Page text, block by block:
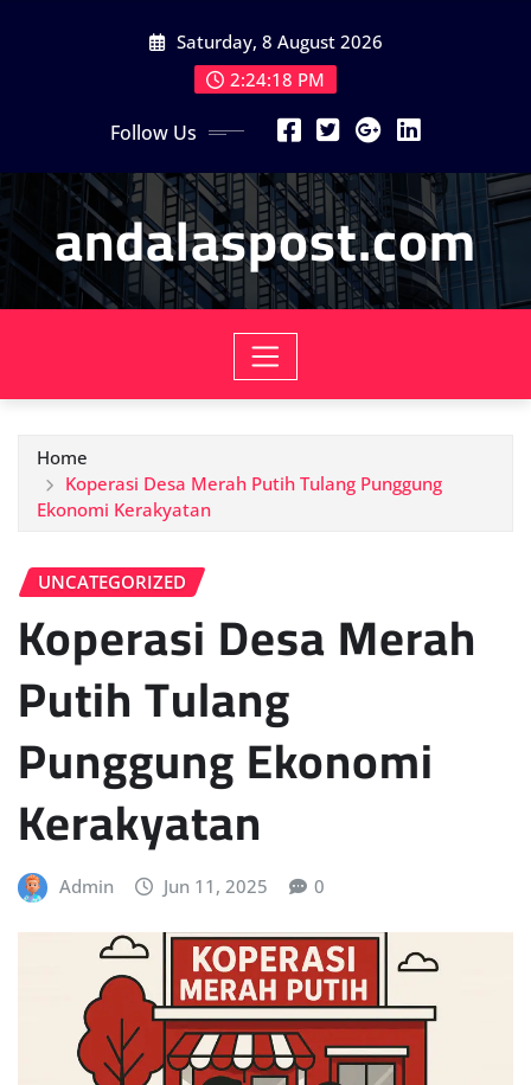
Saturday, 8 August 2026
2:24:20 PM
Follow Us
andalaspost.com
Home
Koperasi Desa Merah Putih Tulang Punggung
Ekonomi Kerakyatan
UNCATEGORIZED
Koperasi Desa Merah
Putih Tulang
Punggung Ekonomi
Kerakyatan
Admin Jun 11, 2025 0